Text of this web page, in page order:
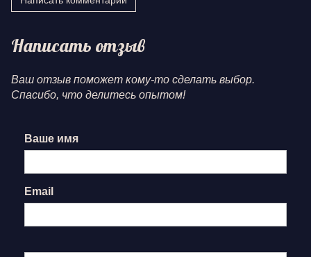
Написать отзыв
Ваш отзыв поможет кому-то сделать выбор.
Спасибо, что делитесь опытом!
Ваше имя
Email